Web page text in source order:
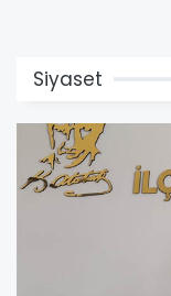
Siyaset